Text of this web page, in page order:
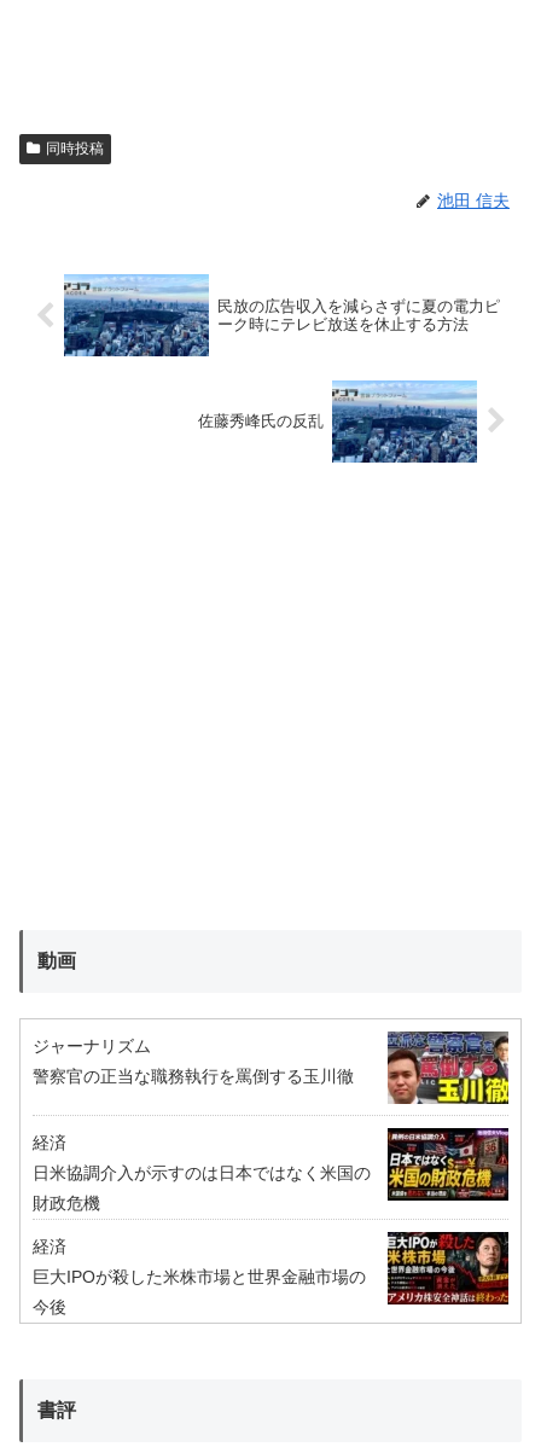
同時投稿
池田 信夫
民放の広告収入を減らさずに夏の電力ピ
ーク時にテレビ放送を休止する方法
佐藤秀峰氏の反乱
動画
ジャーナリズム
警察官の正当な職務執行を罵倒する玉川徹
経済
日米協調介入が示すのは日本ではなく米国の
財政危機
経済
巨大IPOが殺した米株市場と世界金融市場の
今後
書評